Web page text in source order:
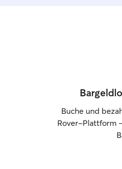
Buche und
Rover-Plattform